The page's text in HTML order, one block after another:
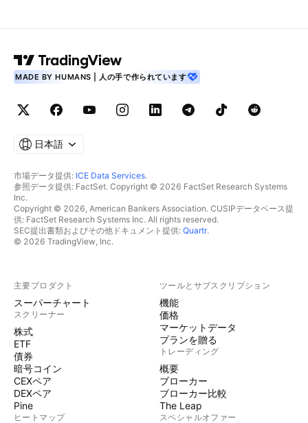
MADE BY HUMANS | 人の手で作られています
日本語
市場データ提供: ICE Data Services.
参照データ提供: FactSet. Copyright © 2026 FactSet Research Systems
Inc.
Copyright © 2026, American Bankers Association. CUSIPデータベース提
供: FactSet Research Systems Inc. All rights reserved.
SEC提出書類およびその他ドキュメント提供: Quartr.
© 2026 TradingView, Inc.
主要プロダクト
スーパーチャート
スクリーナー
株式
ETF
債券
暗号コイン
CEXペア
DEXペア
Pine
ヒートマップ
ツールとサブスクリプション
機能
価格
マーケットデータ
プランを贈る
トレーディング
概要
ブローカー
ブローカー比較
The Leap
スペシャルオファー